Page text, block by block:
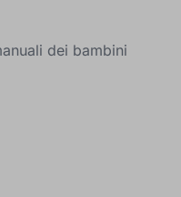
dei bambini